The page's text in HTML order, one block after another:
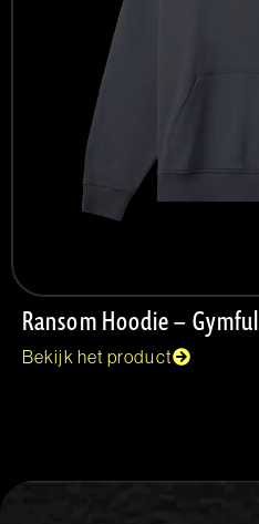
Ransom Hoodie – Gymful
Bekijk het product